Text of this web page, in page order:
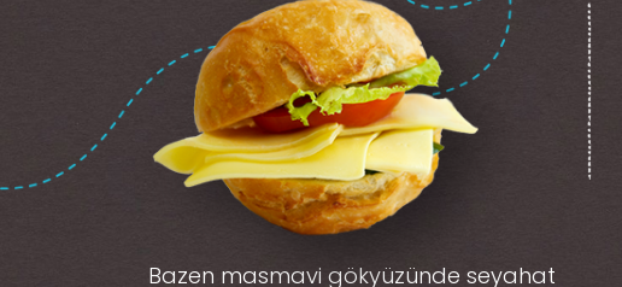
Bazen masmavi gökyüzünde seyahat